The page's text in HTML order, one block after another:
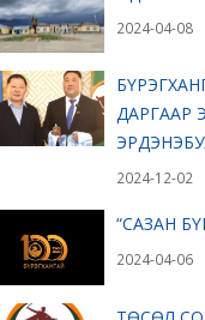
2024-04-08
ДАРГААР
2024-12-02
“САЗАН
2024-04-06